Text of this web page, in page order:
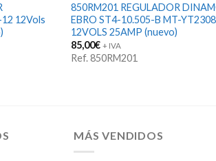
12Vols
850RM201 REGULADOR
EBRO ST4-10.505-B MT-YT2308
12VOLS 25AMP (nuevo)
85,00€ + IVA
Ref. 850RM201
MÁS VENDIDOS